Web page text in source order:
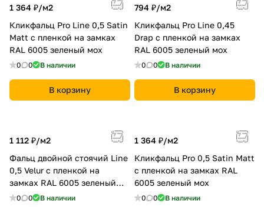
1 364 ₽/м2
Кликфальц Pro Line 0,5 Satin
Мatt с пленкой на замках
RAL 6005 зеленый мох
0 0 В наличии
В корзину
794 ₽/м2
Кликфальц Pro Line 0,45
Drap с пленкой на замках
RAL 6005 зеленый мох
0 0 В наличии
В корзину
1 112 ₽/м2
Фальц двойной стоячий Line
0,5 Velur с пленкой на
замках RAL 6005 зеленый
мох
0 0 В наличии
1 364 ₽/м2
Кликфальц Pro 0,5 Satin Мatt
с пленкой на замках RAL
6005 зеленый мох
0 0 В наличии